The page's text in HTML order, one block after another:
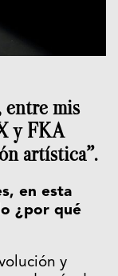
entre mis
y FKA
artística”.
en esta
¿por qué
y